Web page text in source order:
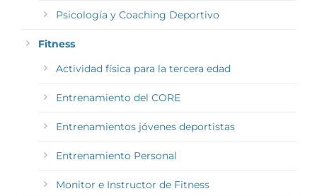
Psicología y Coaching Deportivo
Fitness
Actividad física para la tercera edad
Entrenamiento del CORE
Entrenamientos jóvenes deportistas
Entrenamiento Personal
Monitor e Instructor de Fitness